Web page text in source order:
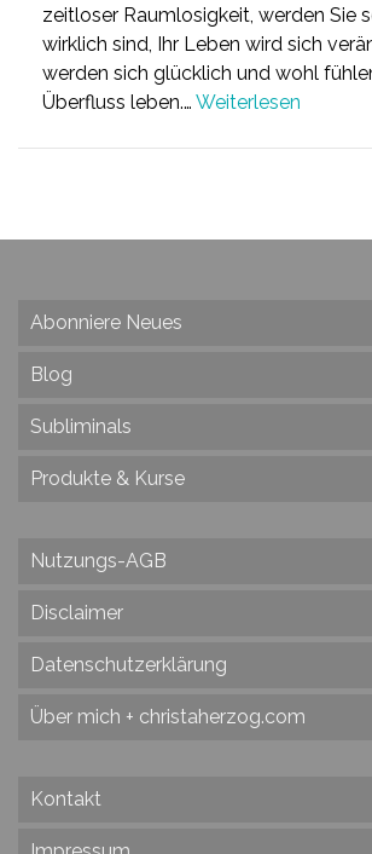
zeitloser Raumlosigkeit, werden Sie
wirklich sind, Ihr Leben wird sich
werden sich glücklich und wohl
Überfluss leben.… Weiterlesen
Abonniere Neues
Blog
Subliminals
Produkte & Kurse
Nutzungs-AGB
Disclaimer
Datenschutzerklärung
Über mich + christaherzog.com
Kontakt